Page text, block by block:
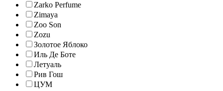
Zarko Perfume
Zimaya
Zoo Son
Zozu
Золотое Яблоко
Иль Де Боте
Летуаль
Рив Гош
ЦУМ